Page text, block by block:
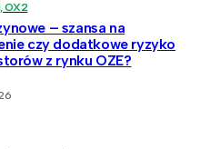
OX2
– szansa na
czy dodatkowe ryzyko
z rynku OZE?